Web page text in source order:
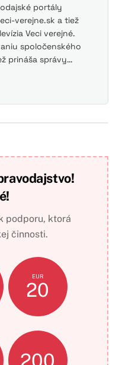
portály
verejne.sk a tiež
Veci verejné.
spoločenského
prináša správy…
podporu, ktorá
činnosti.
EUR
20
200